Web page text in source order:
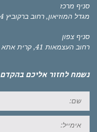
סניף מרכז
מגדל המוזיאון, רחוב ברקוביץ 4 ת"א
סניף צפון
רחוב העצמאות 41, קרית אתא
נשמח לחזור אליכם בהקדם